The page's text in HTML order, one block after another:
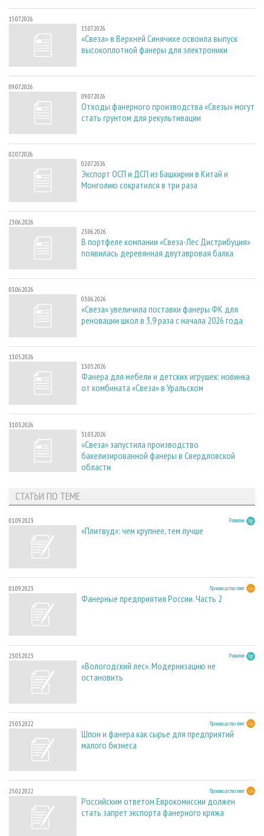
15.07.2026
15.07.2026
«Свеза» в Верхней Синячихе освоила выпуск
высокоплотной фанеры для электроники
09.07.2026
09.07.2026
Отходы фанерного производства «Свезы» могут
стать грунтом для рекультивации
02.07.2026
02.07.2026
Экспорт ОСП и ДСП из Башкирии в Китай и
Монголию сократился в три раза
23.06.2026
23.06.2026
В портфеле компании «Свеза-Лес Дистрибуция»
появилась деревянная двутавровая балка
03.06.2026
03.06.2026
«Свеза» увеличила поставки фанеры ФК для
реновации школ в 3,9 раза с начала 2026 года
13.05.2026
13.05.2026
Фанера для мебели и детских игрушек: новинка
от комбината «Свеза» в Уральском
31.03.2026
31.03.2026
«Свеза» запустила производство
бакелизированной фанеры в Свердловской
области
СТАТЬИ ПО ТЕМЕ
01.09.2023 Развитие
«Плитвуд»: чем крупнее, тем лучше
01.09.2023 Производство плит
Фанерные предприятия России. Часть 2
23.03.2023 Развитие
«Вологодский лес». Модернизацию не
остановить
25.03.2022 Производство плит
Шпон и фанера как сырье для предприятий
малого бизнеса
25.02.2022 Производство плит
Российским ответом Еврокомиссии должен
стать запрет экспорта фанерного кряжа